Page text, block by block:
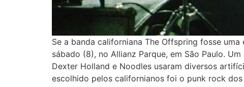
Se a banda californiana The Offspring fosse
sábado (8), no Allianz Parque, em São Paulo.
Dexter Holland e Noodles usaram diversos
escolhido pelos californianos foi o punk rock